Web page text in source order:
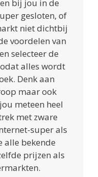
bij jou in de
gesloten, of
niet dichtbij
voordelen van
selecteer de
alles wordt
Denk aan
maar ook
meteen heel
met zware
super als
alle bekende
prijzen als